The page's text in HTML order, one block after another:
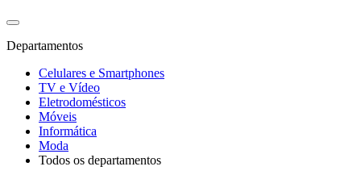
Departamentos
Celulares e Smartphones
TV e Vídeo
Eletrodomésticos
Móveis
Informática
Moda
Todos os departamentos